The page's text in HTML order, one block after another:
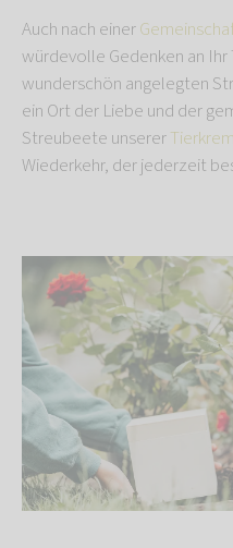
Auch nach einer
würdevolle Gedenken an
wunderschön angelegten
ein Ort der Liebe und der
Streubeete unserer
Wiederkehr, der jederzeit